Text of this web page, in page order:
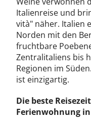
Italienreise und
vità" näher. Italien
Norden mit den
fruchtbare
Zentralitaliens bis
Regionen im
ist einzigartig.
Die beste
Ferienwohnung